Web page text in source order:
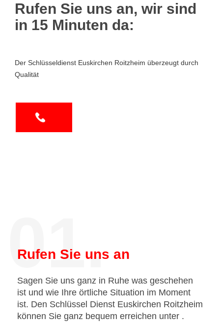
Rufen Sie uns an, wir sind
in 15 Minuten da:
Der Schlüsseldienst Euskirchen Roitzheim überzeugt durch
Qualität
01.
Rufen Sie uns an
Sagen Sie uns ganz in Ruhe was geschehen
ist und wie Ihre örtliche Situation im Moment
ist. Den Schlüssel Dienst Euskirchen Roitzheim
können Sie ganz bequem erreichen unter .